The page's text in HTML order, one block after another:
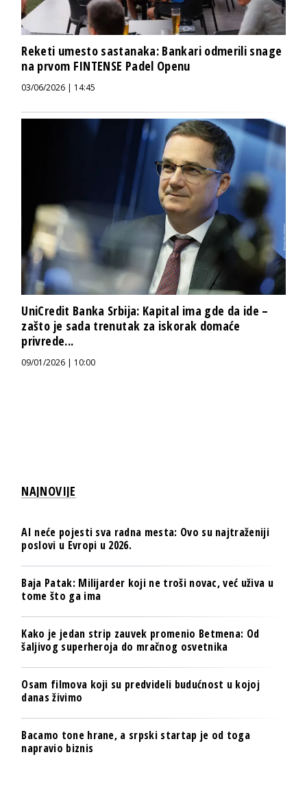
Reketi umesto sastanaka: Bankari odmerili snage
na prvom FINTENSE Padel Openu
03/06/2026 | 14:45
UniCredit Banka Srbija: Kapital ima gde da ide –
zašto je sada trenutak za iskorak domaće
privrede...
09/01/2026 | 10:00
NAJNOVIJE
AI neće pojesti sva radna mesta: Ovo su najtraženiji
poslovi u Evropi u 2026.
Baja Patak: Milijarder koji ne troši novac, već uživa u
tome što ga ima
Kako je jedan strip zauvek promenio Betmena: Od
šaljivog superheroja do mračnog osvetnika
Osam filmova koji su predvideli budućnost u kojoj
danas živimo
Bacamo tone hrane, a srpski startap je od toga
napravio biznis